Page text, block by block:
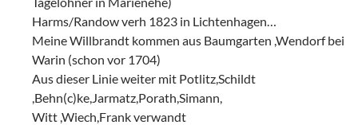
Harms/Randow verh 1823 in Lichtenhagen…
Meine Willbrandt kommen aus Baumgarten ,Wendorf bei
Warin (schon vor 1704)
Aus dieser Linie weiter mit Potlitz,Schildt
,Behn(c)ke,Jarmatz,Porath,Simann,
Witt ,Wiech,Frank verwandt